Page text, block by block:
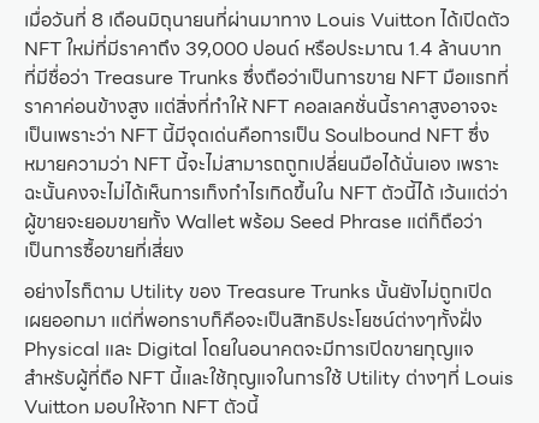
เมื่อวันที่ 8 เดือนมิถุนายนที่ผ่านมาทาง Louis Vuitton ได้เปิดตัว
NFT ใหม่ที่มีราคาถึง 39,000 ปอนด์ หรือประมาณ 1.4 ล้านบาท
ที่มีชื่อว่า Treasure Trunks ซึ่งถือว่าเป็นการขาย NFT มือแรกที่
ราคาค่อนข้างสูง แต่สิ่งที่ทำให้ NFT คอลเลคชั่นนี้ราคาสูงอาจจะ
เป็นเพราะว่า NFT นี้มีจุดเด่นคือการเป็น Soulbound NFT ซึ่ง
หมายความว่า NFT นี้จะไม่สามารถถูกเปลี่ยนมือได้นั่นเอง เพราะ
ฉะนั้นคงจะไม่ได้เห็นการเก็งกำไรเกิดขึ้นใน NFT ตัวนี้ได้ เว้นแต่ว่า
ผู้ขายจะยอมขายทั้ง Wallet พร้อม Seed Phrase แต่ก็ถือว่า
เป็นการซื้อขายที่เสี่ยง
อย่างไรก็ตาม Utility ของ Treasure Trunks นั้นยังไม่ถูกเปิด
เผยออกมา แต่ที่พอทราบก็คือจะเป็นสิทธิประโยชน์ต่างๆทั้งฝั่ง
Physical และ Digital โดยในอนาคตจะมีการเปิดขายกุญแจ
สำหรับผู้ที่ถือ NFT นี้และใช้กุญแจในการใช้ Utility ต่างๆที่ Louis
Vuitton มอบให้จาก NFT ตัวนี้